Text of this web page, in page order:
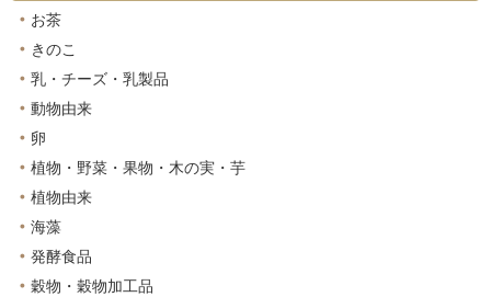
お茶
きのこ
乳・チーズ・乳製品
動物由来
卵
植物・野菜・果物・木の実・芋
植物由来
海藻
発酵食品
穀物・穀物加工品